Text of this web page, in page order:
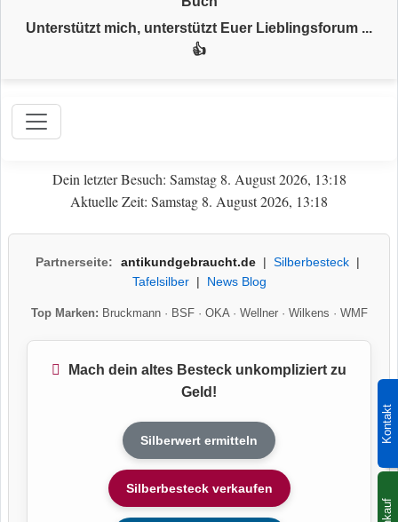
Kontakt
Unterstützt mich, unterstützt Euer Lieblingsforum ...
👍
Dein letzter Besuch: Samstag 8. August 2026, 13:18
Aktuelle Zeit: Samstag 8. August 2026, 13:18
Partnerseite: antikundgebraucht.de| Silberbesteck|
Tafelsilber| News Blog
Top Marken: Bruckmann· BSF· OKA· Wellner· Wilkens · WMF
Mach dein altes Besteck unkompliziert zu
Geld!
Silberwert ermitteln
Silberbesteck verkaufen